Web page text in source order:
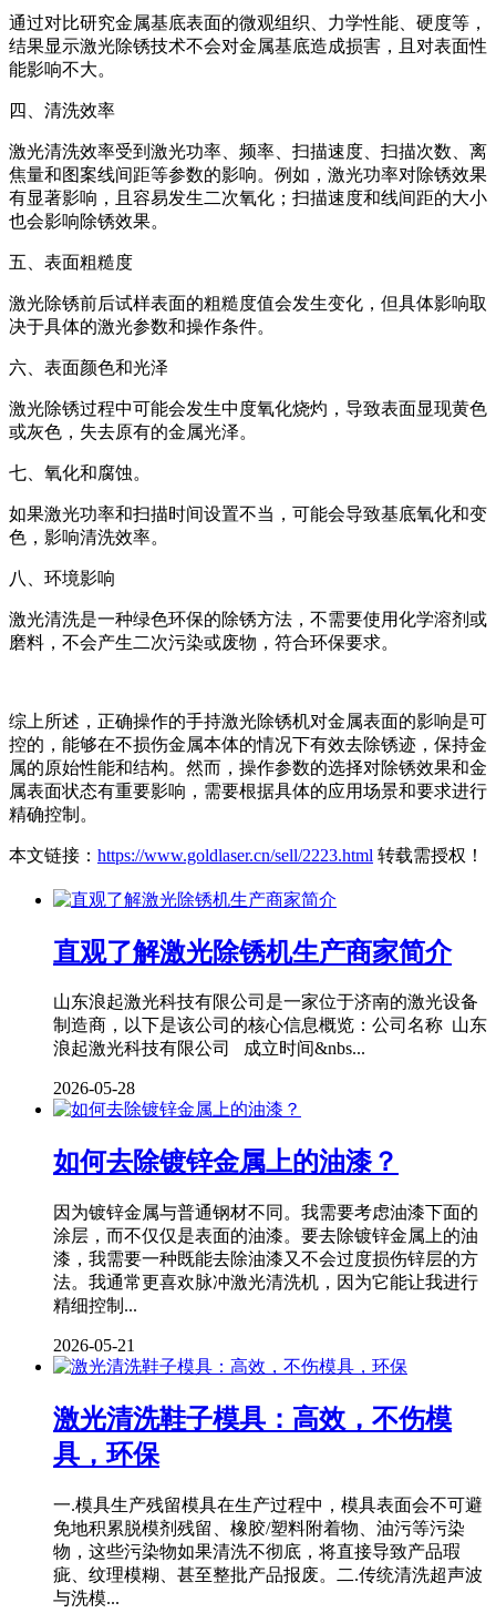
通过对比研究金属基底表面的微观组织、力学性能、硬度等，
结果显示激光除锈技术不会对金属基底造成损害，且对表面性
能影响不大。
四、清洗效率
激光清洗效率受到激光功率、频率、扫描速度、扫描次数、离
焦量和图案线间距等参数的影响。例如，激光功率对除锈效果
有显著影响，且容易发生二次氧化；扫描速度和线间距的大小
也会影响除锈效果。
五、表面粗糙度
激光除锈前后试样表面的粗糙度值会发生变化，但具体影响取
决于具体的激光参数和操作条件。
六、表面颜色和光泽
激光除锈过程中可能会发生中度氧化烧灼，导致表面显现黄色
或灰色，失去原有的金属光泽。
七、氧化和腐蚀。
如果激光功率和扫描时间设置不当，可能会导致基底氧化和变
色，影响清洗效率。
八、环境影响
激光清洗是一种绿色环保的除锈方法，不需要使用化学溶剂或
磨料，不会产生二次污染或废物，符合环保要求。
综上所述，正确操作的手持激光除锈机对金属表面的影响是可
控的，能够在不损伤金属本体的情况下有效去除锈迹，保持金
属的原始性能和结构。然而，操作参数的选择对除锈效果和金
属表面状态有重要影响，需要根据具体的应用场景和要求进行
精确控制。
本文链接： https://www.goldlaser.cn/sell/2223.html 转载需授权！
直观了解激光除锈机生产商家简介
山东浪起激光科技有限公司是一家位于济南的激光设备
制造商，以下是该公司的核心信息概览：公司名称 山东
浪起激光科技有限公司 成立时间&nbs...
2026-05-28
如何去除镀锌金属上的油漆？
因为镀锌金属与普通钢材不同。我需要考虑油漆下面的
涂层，而不仅仅是表面的油漆。要去除镀锌金属上的油
漆，我需要一种既能去除油漆又不会过度损伤锌层的方
法。我通常更喜欢脉冲激光清洗机，因为它能让我进行
精细控制...
2026-05-21
激光清洗鞋子模具：高效，不伤模
具，环保
一.模具生产残留模具在生产过程中，模具表面会不可避
免地积累脱模剂残留、橡胶/塑料附着物、油污等污染
物，这些污染物如果清洗不彻底，将直接导致产品瑕
疵、纹理模糊、甚至整批产品报废。二.传统清洗超声波
与洗模...